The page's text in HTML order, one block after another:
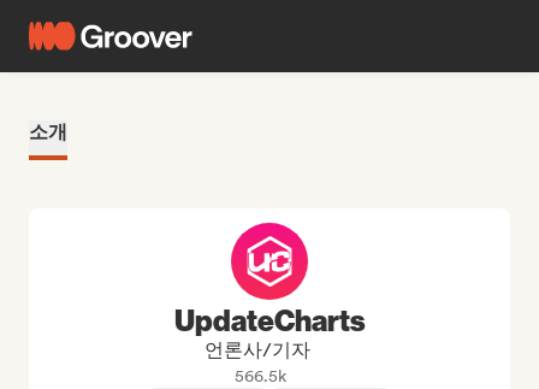
소개
UpdateCharts
언론사/기자
566.5k